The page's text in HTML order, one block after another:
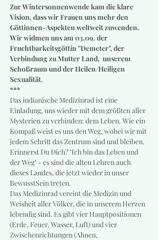
Zur Wintersonnenwende kam die klare
Vision, dass wir Frauen uns mehr den
Göttinnen-Aspekten weltweit zuwenden.
Wir widmen uns am 03.09. der
Fruchtbarkeitsgöttin "Demeter", der
Verbindung zu Mutter Land,  unserem
Schoßraum und der Heilen/Heiligen
Sexualität.
***
Das indianische Medizinrad ist eine
Einladung, uns wieder mit dem größten aller
Mysterien zu verbinden: dem Leben. Wie ein
Kompaß weist es uns den Weg, wobei wir mit
jedem Schritt das Zentrum sind und bleiben.
Erinnerst Du Dich? "Ich bin das Leben und
der Weg" - es sind die alten Lehren auch
dieses Landes, die jetzt wieder in unser
BewusstSein treten.
Das Medizinrad vereint die Medizin und
Weisheit aller Völker, die in unserem Herzen
lebendig sind. Es gibt vier Hauptpositionen
(Erde, Feuer, Wasser, Luft) und vier
Zwischenrichtungen (Ahnen,